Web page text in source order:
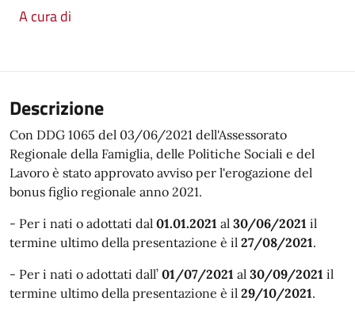
A cura di
Descrizione
Con DDG 1065 del 03/06/2021 dell'Assessorato
Regionale della Famiglia, delle Politiche Sociali e del
Lavoro è stato approvato avviso per l'erogazione del
bonus figlio regionale anno 2021.
- Per i nati o adottati dal 01.01.2021 al 30/06/2021 il
termine ultimo della presentazione è il 27/08/2021.
- Per i nati o adottati dall’ 01/07/2021 al 30/09/2021 il
termine ultimo della presentazione è il 29/10/2021.